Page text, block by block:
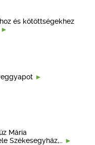
és kötöttségekhez
Mária
Székesegyház,…